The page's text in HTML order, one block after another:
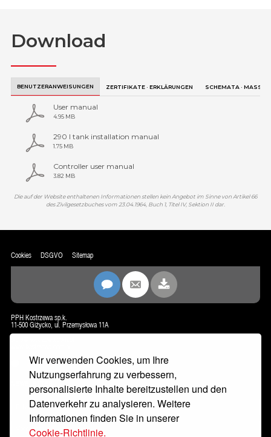
Wir verwenden Cookies, um Ihre
Nutzungserfahrung zu verbessern,
personalisierte Inhalte bereitzustellen und den
Datenverkehr zu analysieren. Weitere
Informationen finden Sie in unserer
Cookie-Richtlinie.
Download
BENUTZERANWEISUNGEN ZERTIFIKATE · ERKLÄRUNGEN SCHEMATA · MASSE
User manual
4.95 MB
290 l tank installation manual
1.75 MB
Controller user manual
3.82 MB
Die auf der Website enthaltenen Informationen stellen kein Angebot im Sinne von Artikel 66
des Zivilgesetzbuches vom 23.04.1964, Buch 1, Titel IV, Sektion II dar.
Cookies DSGVO Sitemap
PPH Kostrzewa sp.k.
11-500 Giżycko, ul. Przemysłowa 11A
KONTAKT